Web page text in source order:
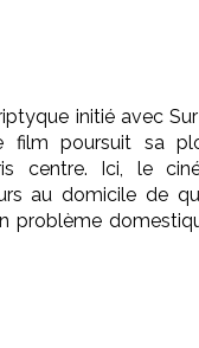
initié avec
film poursuit sa
centre. Ici, le
au domicile de
problème